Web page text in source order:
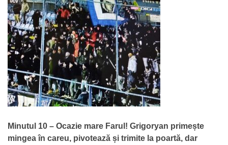
Minutul 10 – Ocazie mare Farul! Grigoryan primește
mingea în careu, pivotează și trimite la poartă, dar